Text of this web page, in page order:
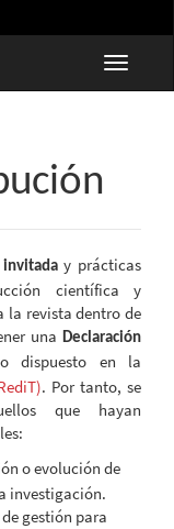
Toggle
y prácticas
científica y
la revista dentro de
una Declaración
dispuesto en la
. Por tanto, se
que hayan
o evolución de
investigación.
gestión para